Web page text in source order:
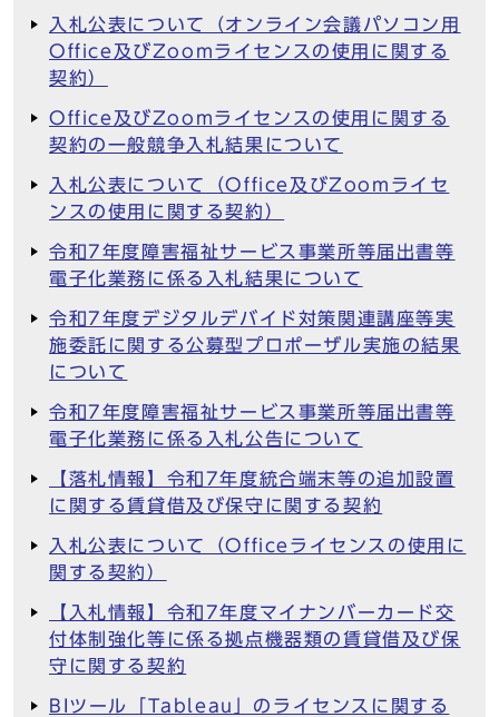
入札公表について（オンライン会議パソコン用
Office及びZoomライセンスの使用に関する
契約）
Office及びZoomライセンスの使用に関する
契約の一般競争入札結果について
入札公表について（Office及びZoomライセ
ンスの使用に関する契約）
令和7年度障害福祉サービス事業所等届出書等
電子化業務に係る入札結果について
令和7年度デジタルデバイド対策関連講座等実
施委託に関する公募型プロポーザル実施の結果
について
令和7年度障害福祉サービス事業所等届出書等
電子化業務に係る入札公告について
【落札情報】令和7年度統合端末等の追加設置
に関する賃貸借及び保守に関する契約
入札公表について（Officeライセンスの使用に
関する契約）
【入札情報】令和7年度マイナンバーカード交
付体制強化等に係る拠点機器類の賃貸借及び保
守に関する契約
BIツール「Tableau」のライセンスに関する